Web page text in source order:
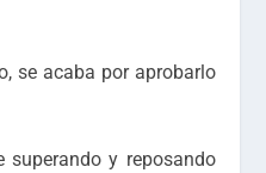
se acaba por aprobarlo
superando y reposando